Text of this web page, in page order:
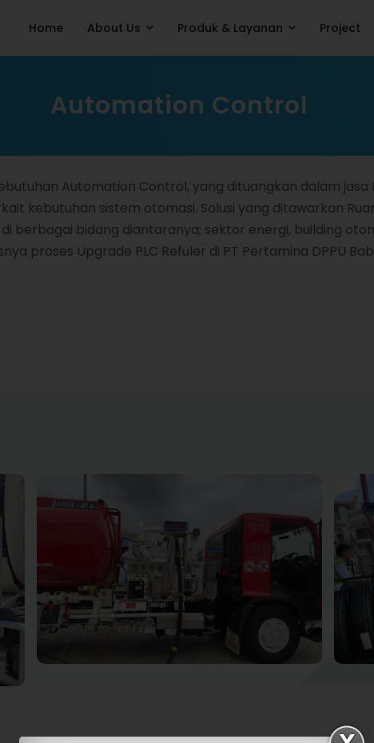
Home About Us Produk & Layanan Project
Automation Control
Automation Control, yang dituangkan dalam jasa
kebutuhan sistem otomasi. Solusi yang ditawarkan
berbagai bidang diantaranya; sektor energi, building
proses Upgrade PLC Refuler di PT Pertamina DPPU